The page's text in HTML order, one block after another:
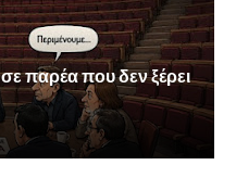
παρέα που δεν ξέρει